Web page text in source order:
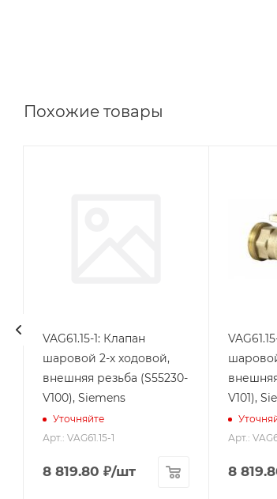
Похожие товары
VAG61.15-1: Клапан
шаровой 2-х ходовой,
внешняя резьба (S55230-
V100), Siemens
Уточняйте
Арт.: VAG61.15-1
8 819.80 ₽/шт
V101),
Арт.:
8